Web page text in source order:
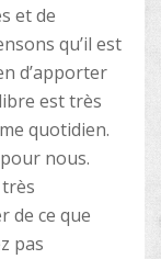
et de
qu’il est
d’apporter
est très
quotidien.
nous.
très
de ce que
pas